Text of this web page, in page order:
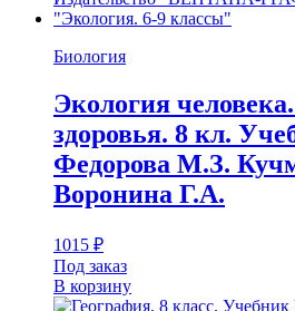
Биология
Экология
здоровья. 8 кл.
Федорова М.З.
Воронина Г.А.
1015 ₽
Под заказ
В корзину